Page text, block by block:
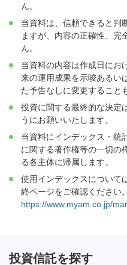
ん。
当資料は、信頼できると判
ますが、内容の正確性、完
ん。
当資料の内容は作成日にお
来の運用成果を示唆あるい
た予告なしに変更すること
投資に関する最終的な決定
うにお願いいたします。
当資料にインデックス・統
に関する著作権等の一切の
る各主体に帰属します。
使用インデックスについて
終ページをご確認ください。
https://www.myam.co.jp/
投資信託を探す